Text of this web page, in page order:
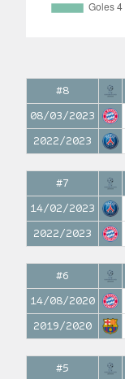
#8
08/03/2023
2022/2023
#7
14/02/2023
2022/2023
#6
14/08/2020
2019/2020
#5